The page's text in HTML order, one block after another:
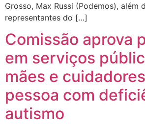
Grosso, Max Russi (Podemos), além
representantes do […]
Comissão aprova
em serviços
mães e
pessoa com
autismo